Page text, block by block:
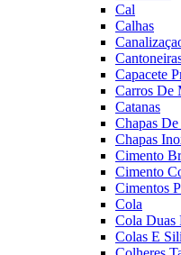
Cal
Calhas
Capacete
Carros De
Catanas
Chapas
Chapas
Cimento
Cimento
Cimentos
Cola
Cola Duas
Colas E